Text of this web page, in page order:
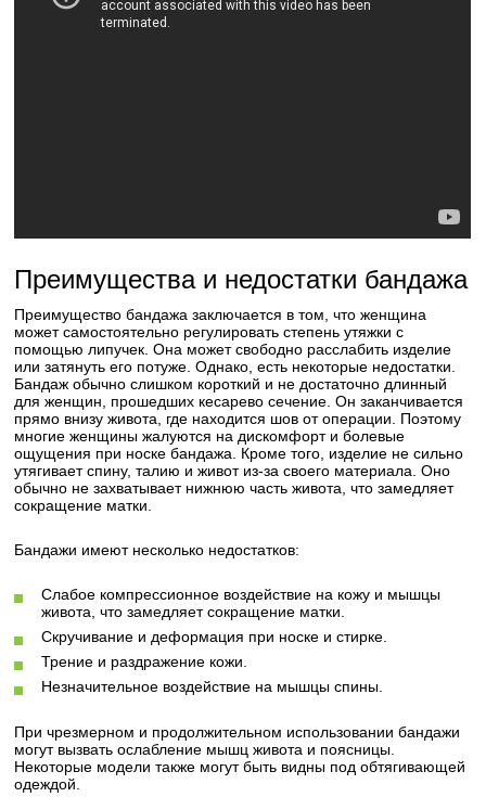
Преимущества и недостатки бандажа
Преимущество бандажа заключается в том, что женщина
может самостоятельно регулировать степень утяжки с
помощью липучек. Она может свободно расслабить изделие
или затянуть его потуже. Однако, есть некоторые недостатки.
Бандаж обычно слишком короткий и не достаточно длинный
для женщин, прошедших кесарево сечение. Он заканчивается
прямо внизу живота, где находится шов от операции. Поэтому
многие женщины жалуются на дискомфорт и болевые
ощущения при носке бандажа. Кроме того, изделие не сильно
утягивает спину, талию и живот из-за своего материала. Оно
обычно не захватывает нижнюю часть живота, что замедляет
сокращение матки.
Бандажи имеют несколько недостатков:
Слабое компрессионное воздействие на кожу и мышцы
живота, что замедляет сокращение матки.
Скручивание и деформация при носке и стирке.
Трение и раздражение кожи.
Незначительное воздействие на мышцы спины.
При чрезмерном и продолжительном использовании бандажи
могут вызвать ослабление мышц живота и поясницы.
Некоторые модели также могут быть видны под обтягивающей
одеждой.